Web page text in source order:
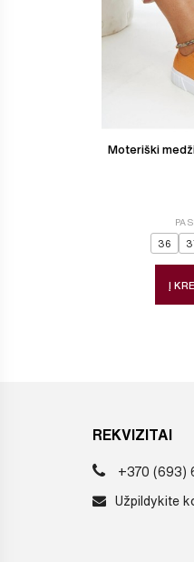
Moteriški
36
Į
REKVIZITAI
+370 (693)
Užpildykite